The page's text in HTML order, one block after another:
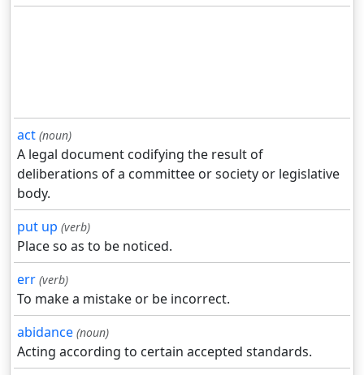
act (noun)
A legal document codifying the result of
deliberations of a committee or society or legislative
body.
put up (verb)
Place so as to be noticed.
err (verb)
To make a mistake or be incorrect.
abidance (noun)
Acting according to certain accepted standards.